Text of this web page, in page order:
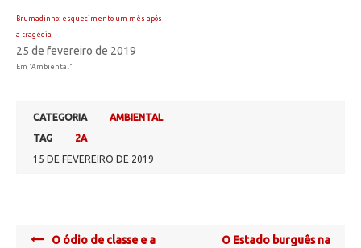
Brumadinho: esquecimento um mês após
a tragédia
25 de fevereiro de 2019
Em "Ambiental"
CATEGORIA
AMBIENTAL
TAG
2A
15 DE FEVEREIRO DE 2019
PostO ódio de classe e a O Estado burguês na